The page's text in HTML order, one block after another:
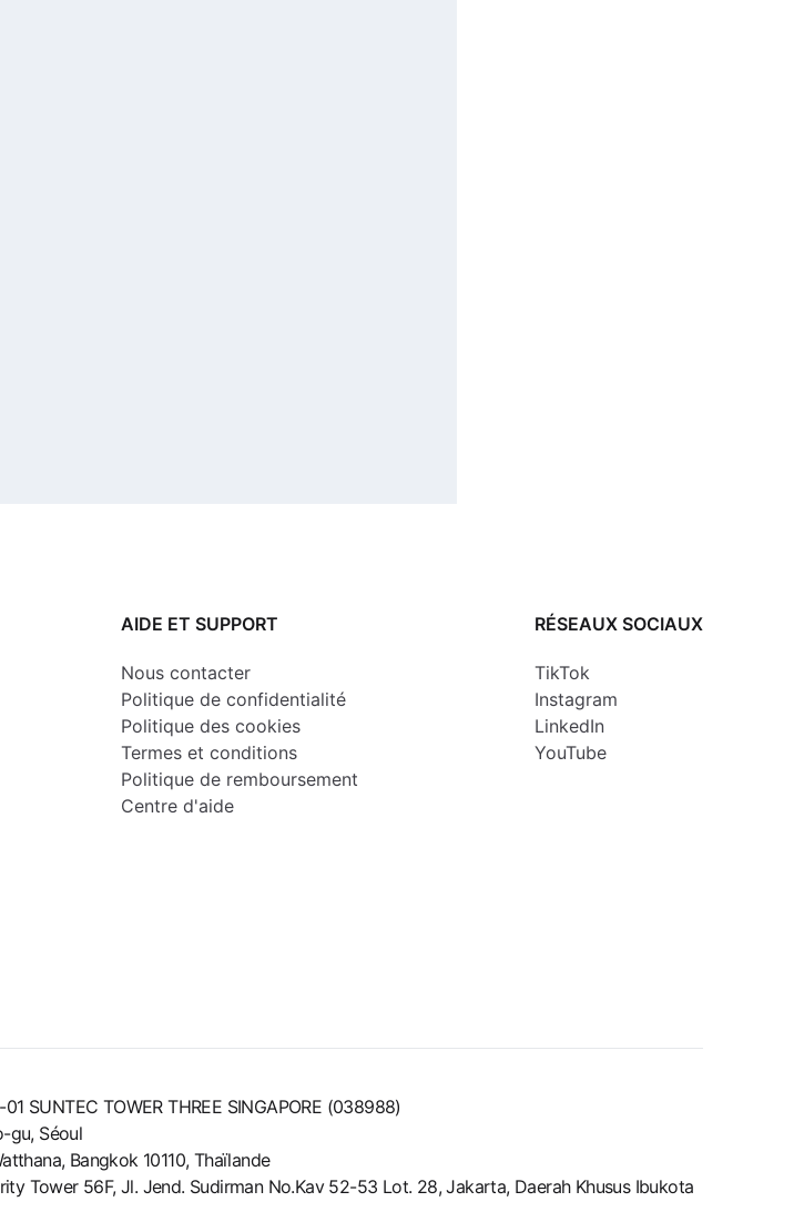
AIDE ET SUPPORT
Nous contacter
Politique de confidentialité
Politique des cookies
Termes et conditions
Politique de remboursement
Centre d'aide
RÉSEAUX SOCIAUX
TikTok
Instagram
LinkedIn
YouTube
SUNTEC TOWER THREE SINGAPORE (038988)
gu, Séoul
Bangkok 10110, Thaïlande
Tower 56F, Jl. Jend. Sudirman No.Kav 52-53 Lot. 28, Jakarta, Daerah Khusus Ibukota